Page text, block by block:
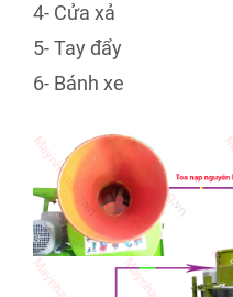
4- Cửa xả
5- Tay đẩy
6- Bánh xe